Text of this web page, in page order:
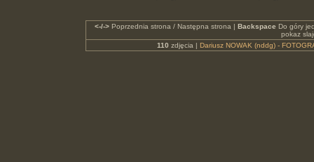
<-/->Poprzednia strona / Następna strona | Backspace Do góry
pokaz
110 zdjęcia | Dariusz NOWAK (nddg) -